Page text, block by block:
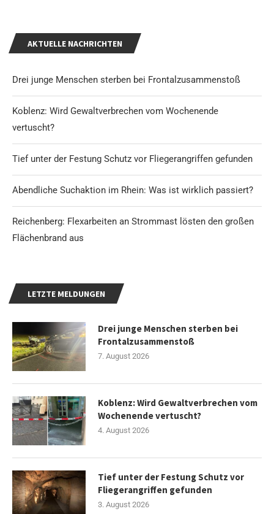
AKTUELLE NACHRICHTEN
Drei junge Menschen sterben bei Frontalzusammenstoß
Koblenz: Wird Gewaltverbrechen vom Wochenende
vertuscht?
Tief unter der Festung Schutz vor Fliegerangriffen gefunden
Abendliche Suchaktion im Rhein: Was ist wirklich passiert?
Reichenberg: Flexarbeiten an Strommast lösten den großen
Flächenbrand aus
LETZTE MELDUNGEN
Drei junge Menschen sterben bei
Frontalzusammenstoß
7. August 2026
Koblenz: Wird Gewaltverbrechen vom
Wochenende vertuscht?
4. August 2026
Tief unter der Festung Schutz vor
Fliegerangriffen gefunden
3. August 2026